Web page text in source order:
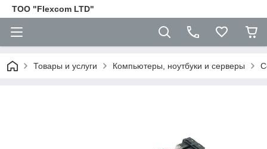
ТОО "Flexcom LTD"
Товары и услуги Компьютеры, ноутбуки и серверы